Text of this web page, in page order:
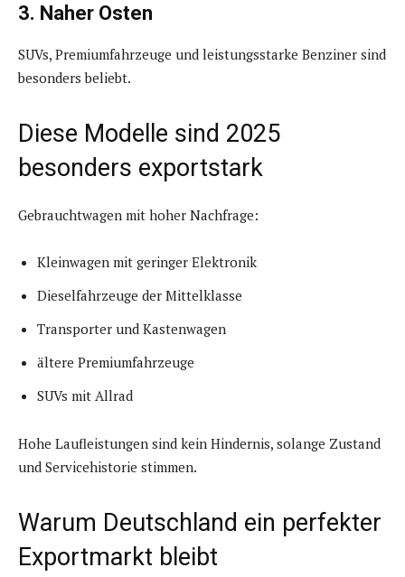
3. Naher Osten
SUVs, Premiumfahrzeuge und leistungsstarke Benziner sind
besonders beliebt.
Diese Modelle sind 2025
besonders exportstark
Gebrauchtwagen mit hoher Nachfrage:
Kleinwagen mit geringer Elektronik
Dieselfahrzeuge der Mittelklasse
Transporter und Kastenwagen
ältere Premiumfahrzeuge
SUVs mit Allrad
Hohe Laufleistungen sind kein Hindernis, solange Zustand
und Servicehistorie stimmen.
Warum Deutschland ein perfekter
Exportmarkt bleibt